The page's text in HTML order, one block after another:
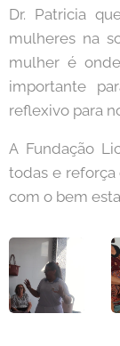
Dr. Patricia
mulheres na
mulher é
importante
reflexivo para
A Fundação
todas e
com o bem